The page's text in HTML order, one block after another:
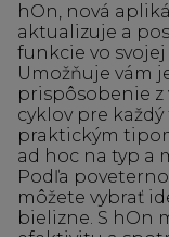
hOn, nová
aktualizuje a
funkcie vo
Umožňuje vám
prispôsobenie z
cyklov pre
praktickým
ad hoc na typ a
Podľa
môžete vybrať
bielizne. S hOn